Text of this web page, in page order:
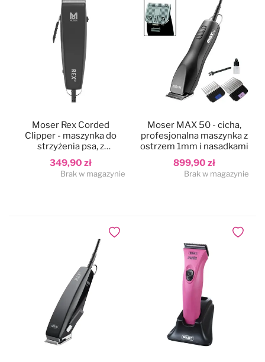
349,90 zł
Moser Rex Corded
Clipper - maszynka do
strzyżenia psa, z
regulowanym ostrzem
Brak w magazynie
899,90 zł
Moser MAX 50 - cicha,
profesjonalna maszynka z
ostrzem 1mm i nasadkami
Brak w magazynie
Dodaj do ulubionych Dodaj